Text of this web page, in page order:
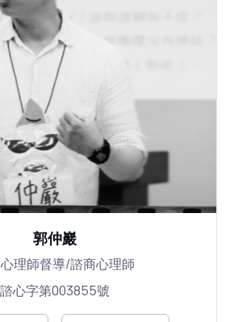
郭仲巖
理師督導/諮商心理師
諮心字第003855號